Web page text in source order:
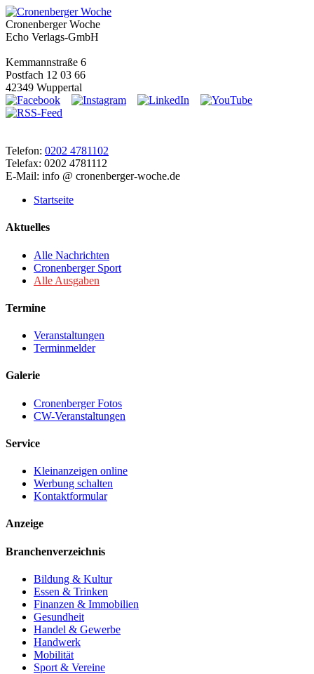
Cronenberger Woche
Echo Verlags-GmbH
Kemmannstraße 6
Postfach 12 03 66
42349 Wuppertal
Telefon: 0202 4781102
Telefax: 0202 4781112
E-Mail: info @ cronenberger-woche.de
Startseite
Aktuelles
Alle Nachrichten
Cronenberger Sport
Alle Ausgaben
Termine
Veranstaltungen
Terminmelder
Galerie
Cronenberger Fotos
CW-Veranstaltungen
Service
Kleinanzeigen online
Werbung schalten
Kontaktformular
Anzeige
Branchenverzeichnis
Bildung & Kultur
Essen & Trinken
Finanzen & Immobilien
Gesundheit
Handel & Gewerbe
Handwerk
Mobilität
Sport & Vereine